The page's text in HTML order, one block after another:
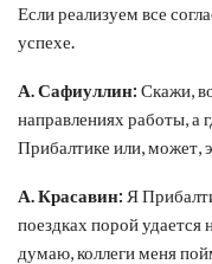
Если реализуем все
успехе.
А. Сафиуллин: Скажи,
направлениях работы, а
Прибалтике или, может,
А. Красавин: Я
поездках порой удается
думаю, коллеги меня